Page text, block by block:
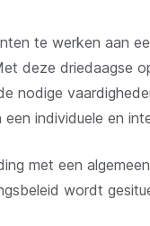
te werken aan
deze driedaagse
nodige
individuele en
met een
wordt